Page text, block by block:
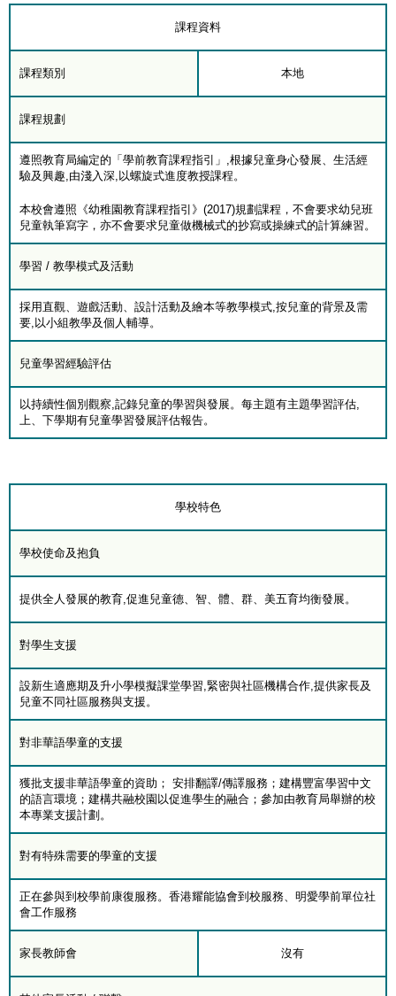
課程資料
課程類別 本地
課程規劃
遵照教育局編定的「學前教育課程指引」,根據兒童身心發展、生活經
驗及興趣,由淺入深,以螺旋式進度教授課程。
本校會遵照《幼稚園教育課程指引》(2017)規劃課程，不會要求幼兒班
兒童執筆寫字，亦不會要求兒童做機械式的抄寫或操練式的計算練習。
學習 / 教學模式及活動
採用直觀、遊戲活動、設計活動及繪本等教學模式,按兒童的背景及需
要,以小組教學及個人輔導。
兒童學習經驗評估
以持續性個別觀察,記錄兒童的學習與發展。每主題有主題學習評估,
上、下學期有兒童學習發展評估報告。
學校特色
學校使命及抱負
提供全人發展的教育,促進兒童德、智、體、群、美五育均衡發展。
對學生支援
設新生適應期及升小學模擬課堂學習,緊密與社區機構合作,提供家長及
兒童不同社區服務與支援。
對非華語學童的支援
獲批支援非華語學童的資助； 安排翻譯/傳譯服務；建構豐富學習中文
的語言環境；建構共融校園以促進學生的融合；參加由教育局舉辦的校
本專業支援計劃。
對有特殊需要的學童的支援
正在參與到校學前康復服務。香港耀能協會到校服務、明愛學前單位社
會工作服務
家長教師會 沒有